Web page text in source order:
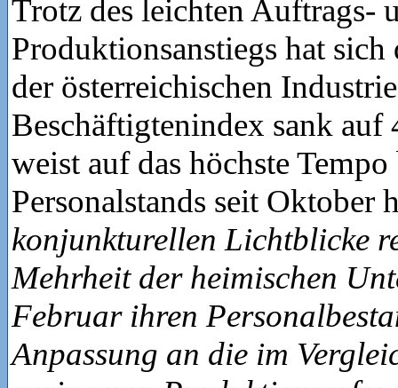
Trotz des leichten Auftrags-
Produktionsanstiegs hat sich
der österreichischen
Beschäftigtenindex sank auf
weist auf das höchste
Personalstands seit Oktober
konjunkturellen Lichtblicke
Mehrheit der heimischen
Februar ihren
Anpassung an die im